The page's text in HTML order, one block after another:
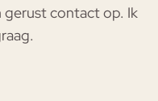
gerust contact op. Ik